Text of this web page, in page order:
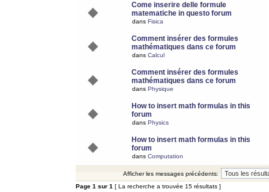
Come inserire delle formule
matematiche in questo forum
dans Fisica
Comment insérer des formules
mathématiques dans ce forum
dans Calcul
Comment insérer des formules
mathématiques dans ce forum
dans Physique
How to insert math formulas in this
forum
dans Physics
How to insert math formulas in this
forum
dans Computation
Afficher les messages précédents:
Page 1 sur 1 [ La recherche a trouvée 15 résultats ]